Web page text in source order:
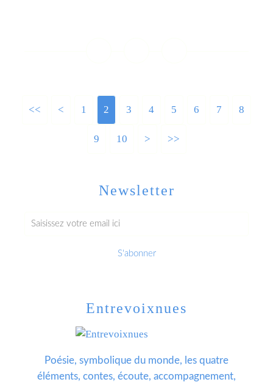
<< < 1 2 3 4 5 6 7 8
9 10 20
> >>
Newsletter
Entrevoixnues
Poésie, symbolique du monde, les quatre
éléments, contes, écoute, accompagnement,